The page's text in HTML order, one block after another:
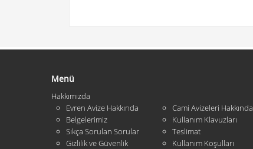
Menü
Hakkımızda
Evren Avize Hakkında
Cami Avizeleri Hakkında
Belgelerimiz
Kullanım Klavuzları
Sıkça Sorulan Sorular
Teslimat
Gizlilik ve Güvenlik
Kullanım Koşulları